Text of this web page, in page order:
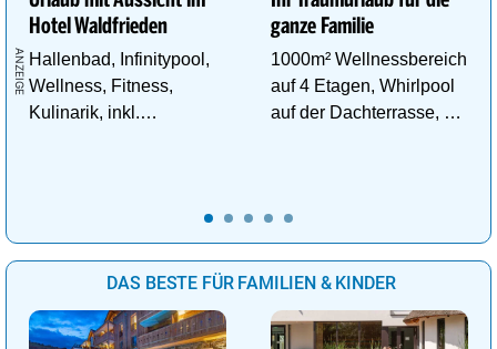
Hotel Waldfrieden
Hallenbad, Infinitypool,
Wellness, Fitness,
Kulinarik, inkl.
ganze Familie
1000m² Wellnessbereich
auf 4 Etagen, Whirlpool
auf der Dachterrasse, 4
DAS BESTE FÜR FAMILIEN & KINDER